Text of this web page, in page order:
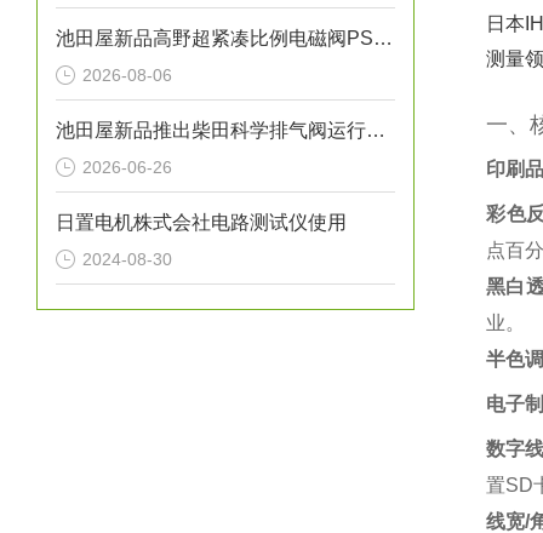
池田屋新品高野超紧凑比例电磁阀PSV-01T-020正式发布
2026-08-06
池田屋新品推出柴田科学排气阀运行气密性测试装置 EXV-02 参数介绍
2026-06-26
日置电机株式会社电路测试仪使用
2024-08-30
日本
测量
一、
印刷
彩色
点百
黑白
业。‌
半色
电子
数字
置SD
线宽/